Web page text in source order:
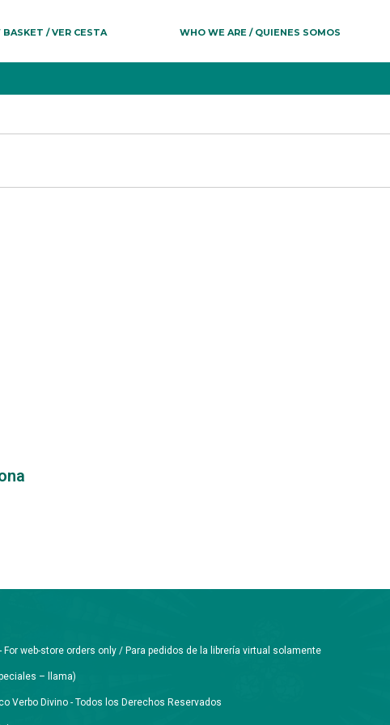
BASKET / VER CESTA WHO WE ARE / QUIENES SOMOS
- For web-store orders only / Para pedidos de la librería virtual solamente
– llama)
Verbo Divino - Todos los Derechos Reservados